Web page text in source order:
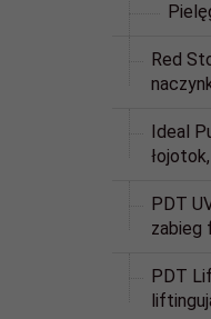
Red
Ideal
PDT
zabieg
PDT